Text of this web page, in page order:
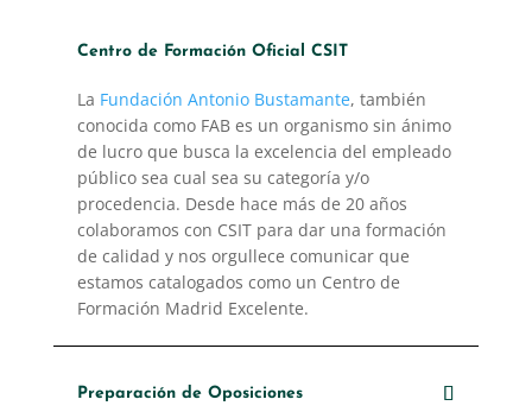
Centro de Formación Oficial CSIT
La Fundación Antonio Bustamante, también
conocida como FAB es un organismo sin ánimo
de lucro que busca la excelencia del empleado
público sea cual sea su categoría y/o
procedencia. Desde hace más de 20 años
colaboramos con CSIT para dar una formación
de calidad y nos orgullece comunicar que
estamos catalogados como un Centro de
Formación Madrid Excelente.
Preparación de Oposiciones